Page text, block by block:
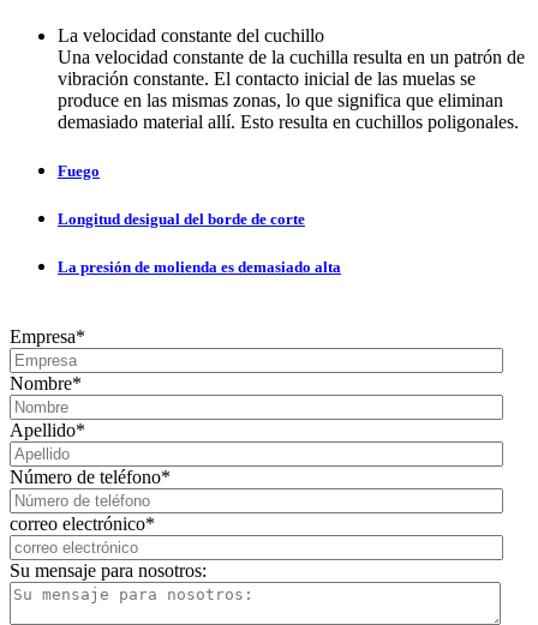
La velocidad constante del cuchillo
Una velocidad constante de la cuchilla resulta en un patrón de
vibración constante. El contacto inicial de las muelas se
produce en las mismas zonas, lo que significa que eliminan
demasiado material allí. Esto resulta en cuchillos poligonales.
Fuego
Longitud desigual del borde de corte
La presión de molienda es demasiado alta
Empresa*
Nombre*
Apellido*
Número de teléfono*
correo electrónico*
Su mensaje para nosotros: